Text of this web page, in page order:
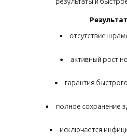
Результат
отсутствие
активный рост
гарантия
полное сохранение
исключается